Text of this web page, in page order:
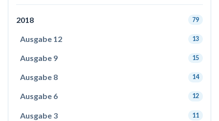
2018 79
Ausgabe 12 13
Ausgabe 9 15
Ausgabe 8 14
Ausgabe 6 12
Ausgabe 3 11